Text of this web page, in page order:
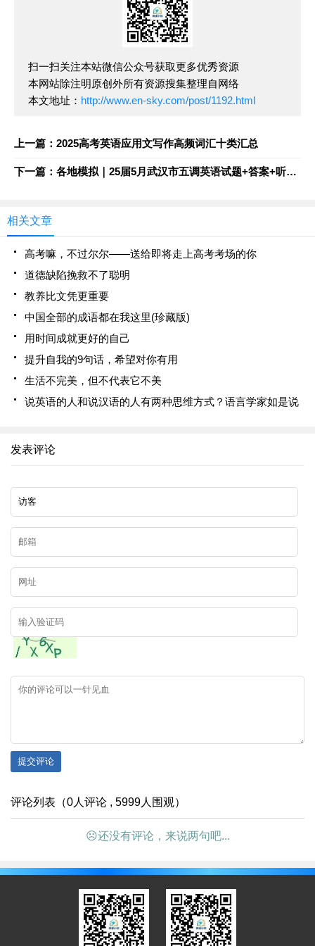
扫一扫关注本站微信公众号获取更多优秀资源
本网站除注明原创外所有资源搜集整理自网络
本文地址： http://www.en-sky.com/post/1192.html
上一篇：2025高考英语应用文写作高频词汇十类汇总
下一篇：各地模拟｜25届5月武汉市五调英语试题+答案+听力音频MP3免费下载
相关文章
高考嘛，不过尔尔——送给即将走上高考考场的你
道德缺陷挽救不了聪明
教养比文凭更重要
中国全部的成语都在我这里(珍藏版)
用时间成就更好的自己
提升自我的9句话，希望对你有用
生活不完美，但不代表它不美
说英语的人和说汉语的人有两种思维方式？语言学家如是说
发表评论
提交评论
评论列表（0人评论 , 5999人围观）
☹还没有评论，来说两句吧...